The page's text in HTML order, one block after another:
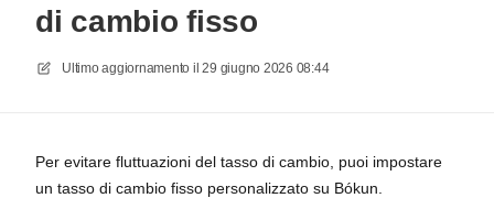
di cambio fisso
Ultimo aggiornamento il 29 giugno 2026 08:44
Per evitare fluttuazioni del tasso di cambio, puoi impostare
un tasso di cambio fisso personalizzato su Bókun.